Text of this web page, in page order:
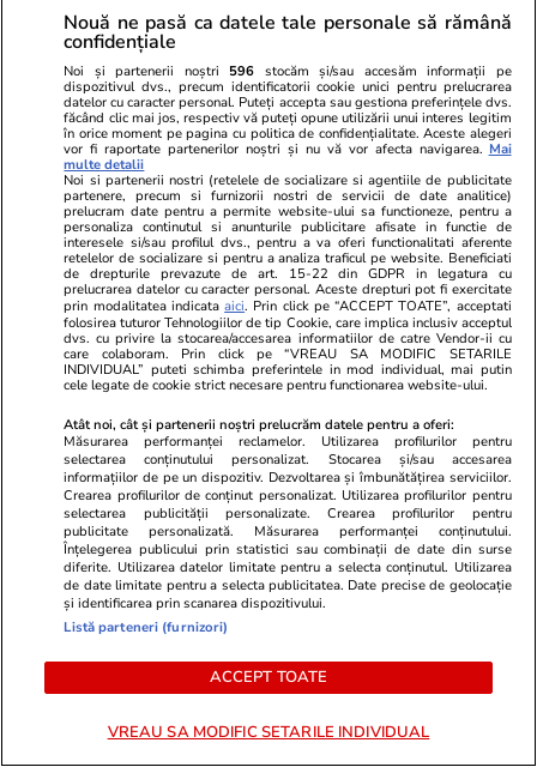
GSP.ro
Interviu spectaculos cu Pan
Zhanle și David Popovici, umăr la
umăr, care anunță un obiectiv
comun spectaculos la 100 m
liber: „Amândoi vom face acest
lucru în viitor”
GSP.ro
Rugbystul
doi bărbați
tribunal
PARTENERI
Nouă ne pasă ca datele tale personale să rămână
confidențiale
Noi și partenerii noștri 596 stocăm și/sau accesăm informații pe
dispozitivul dvs., precum identificatorii cookie unici pentru prelucrarea
datelor cu caracter personal. Puteți accepta sau gestiona preferințele dvs.
făcând clic mai jos, respectiv vă puteți opune utilizării unui interes legitim
în orice moment pe pagina cu politica de confidențialitate. Aceste alegeri
vor fi raportate partenerilor noștri și nu vă vor afecta navigarea. Mai
multe detalii
Noi si partenerii nostri (retelele de socializare si agentiile de publicitate
partenere, precum si furnizorii nostri de servicii de date analitice)
prelucram date pentru a permite website-ului sa functioneze, pentru a
personaliza continutul si anunturile publicitare afisate in functie de
interesele si/sau profilul dvs., pentru a va oferi functionalitati aferente
retelelor de socializare si pentru a analiza traficul pe website. Beneficiati
de drepturile prevazute de art. 15-22 din GDPR in legatura cu
prelucrarea datelor cu caracter personal. Aceste drepturi pot fi exercitate
prin modalitatea indicataaici. Prin click pe “ACCEPT TOATE”, acceptati
folosirea tuturor Tehnologiilor de tip Cookie, care implica inclusiv acceptul
dvs. cu privire la stocarea/accesarea informatiilor de catre Vendor-ii cu
care colaboram. Prin click pe “VREAU SA MODIFIC SETARILE
INDIVIDUAL” puteti schimba preferintele in mod individual, mai putin
cele legate de cookie strict necesare pentru functionarea website-ului.
Atât noi, cât și partenerii noștri prelucrăm datele pentru a oferi:
Măsurarea performanței reclamelor. Utilizarea profilurilor pentru
selectarea conținutului personalizat. Stocarea și/sau accesarea
informațiilor de pe un dispozitiv. Dezvoltarea și îmbunătățirea serviciilor.
Crearea profilurilor de conținut personalizat. Utilizarea profilurilor pentru
selectarea publicității personalizate. Crearea profilurilor pentru
publicitate personalizată. Măsurarea performanței conținutului.
Înțelegerea publicului prin statistici sau combinații de date din surse
diferite. Utilizarea datelor limitate pentru a selecta conținutul. Utilizarea
de date limitate pentru a selecta publicitatea. Date precise de geolocație
și identificarea prin scanarea dispozitivului.
Listă parteneri (furnizori)
ACCEPT TOATE
VREAU SA MODIFIC SETARILE INDIVIDUAL